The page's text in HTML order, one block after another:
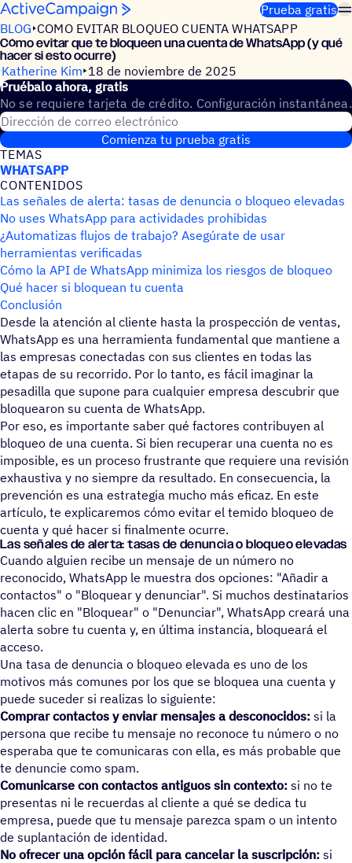
Saltar al contenido
Prueba gratis
BLOG COMO EVITAR BLOQUEO CUENTA WHATSAPP
Cómo evitar que te bloqueen una cuenta de WhatsApp (y qué
hacer si esto ocurre)
Katherine Kim 18 de noviembre de 2025
Prué­balo ahora, gratis
No se requiere tarjeta de crédito. Configuración instantánea.
Dirección de correo electrónico
Comienza tu prueba gratis
TEMAS
WHATSAPP
CONTE­NI­DOS
Las señales de alerta: tasas de denuncia o bloqueo elevadas
No uses WhatsApp para actividades prohibidas
¿Automatizas flujos de trabajo? Asegúrate de usar
herramientas verificadas
Cómo la API de WhatsApp minimiza los riesgos de bloqueo
Qué hacer si bloquean tu cuenta
Conclusión
Desde la atención al cliente hasta la prospección de ventas,
WhatsApp es una herramienta fundamental que mantiene a
las empresas conectadas con sus clientes en todas las
etapas de su recorrido. Por lo tanto, es fácil imaginar la
pesadilla que supone para cualquier empresa descubrir que
bloquearon su cuenta de WhatsApp.
Por eso, es importante saber qué factores contribuyen al
bloqueo de una cuenta. Si bien recuperar una cuenta no es
imposible, es un proceso frustrante que requiere una revisión
exhaustiva y no siempre da resultado. En consecuencia, la
prevención es una estrategia mucho más eficaz. En este
artículo, te explicaremos cómo evitar el temido bloqueo de
cuenta y qué hacer si finalmente ocurre.
Las señales de alerta: tasas de denun­cia o bloqueo elevadas
Cuando alguien recibe un mensaje de un número no
reconocido, WhatsApp le muestra dos opciones: "Añadir a
contactos" o "Bloquear y denunciar". Si muchos destinatarios
hacen clic en "Bloquear" o "Denunciar", WhatsApp creará una
alerta sobre tu cuenta y, en última instancia, bloqueará el
acceso.
Una tasa de denuncia o bloqueo elevada es uno de los
motivos más comunes por los que se bloquea una cuenta y
puede suceder si realizas lo siguiente:
Comprar contactos y enviar mensajes a desconocidos: si la
persona que recibe tu mensaje no reconoce tu número o no
esperaba que te comunicaras con ella, es más probable que
te denuncie como spam.
Comunicarse con contactos antiguos sin contexto: si no te
presentas ni le recuerdas al cliente a qué se dedica tu
empresa, puede que tu mensaje parezca spam o un intento
de suplantación de identidad.
No ofrecer una opción fácil para cancelar la suscripción: si